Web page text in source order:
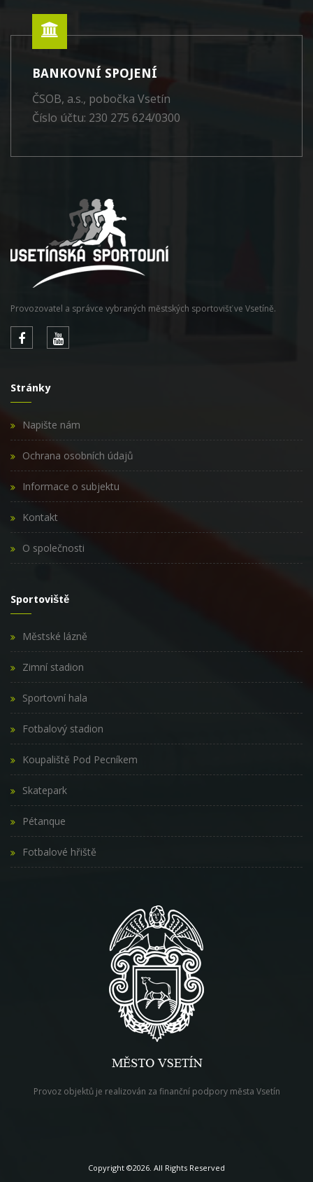
BANKOVNÍ SPOJENÍ
ČSOB, a.s., pobočka Vsetín
Číslo účtu: 230 275 624/0300
Provozovatel a správce vybraných městských sportovišť ve Vsetíně.
Stránky
Napište nám
Ochrana osobních údajů
Informace o subjektu
Kontakt
O společnosti
Sportoviště
Městské lázně
Zimní stadion
Sportovní hala
Fotbalový stadion
Koupaliště Pod Pecníkem
Skatepark
Pétanque
Fotbalové hřiště
Provoz objektů je realizován za finanční podpory města Vsetín
Copyright ©2026. All Rights Reserved